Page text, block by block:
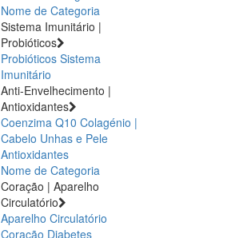
Nome de Categoria
Sistema Imunitário |
Probióticos
Probióticos Sistema
Imunitário
Anti-Envelhecimento |
Antioxidantes
Coenzima Q10 Colagénio |
Cabelo Unhas e Pele
Antioxidantes
Nome de Categoria
Coração | Aparelho
Circulatório
Aparelho Circulatório
Coração Diabetes